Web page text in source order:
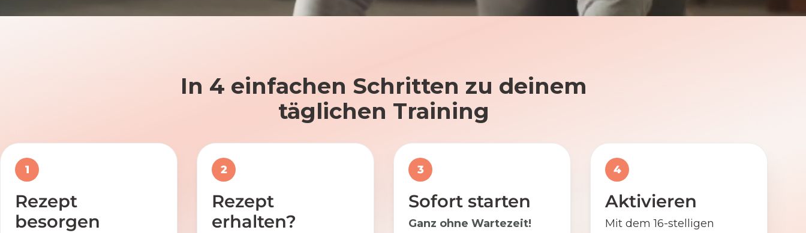
In 4 einfachen Schritten zu deinem
täglichen Training
1
Rezept
besorgen
2
Rezept
erhalten?
3
Sofort starten
Ganz ohne Wartezeit!
4
Aktivieren
Mit dem 16-stelligen